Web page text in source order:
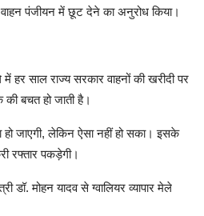
वाहन पंजीयन में छूट देने का अनुरोध किया।
हर साल राज्य सरकार वाहनों की खरीदी पर
बचत हो जाती है।
हो जाएगी, लेकिन ऐसा नहीं हो सका। इसके
रफ्तार पकड़ेगी।
मोहन यादव से ग्वालियर व्यापार मेले